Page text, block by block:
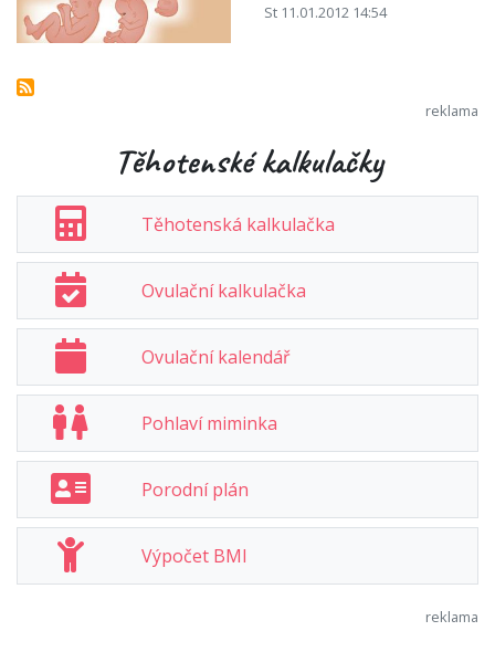
St 11.01.2012 14:54
Těhotenské kalkulačky
Těhotenská kalkulačka
Ovulační kalkulačka
Ovulační kalendář
Pohlaví miminka
Porodní plán
Výpočet BMI